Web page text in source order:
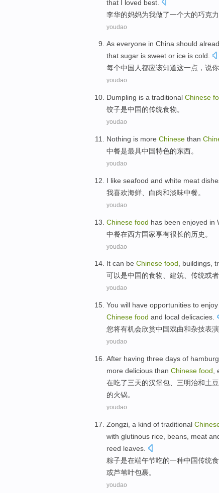
that I loved best.
李华的妈妈为我做了一个大的巧克
youdao
As everyone in China should
that sugar is sweet or ice is cold.
每个中国人都应该知道这一点，说
youdao
Dumpling is a traditional Chinese
饺子是中国的传统食物。
youdao
Nothing is more Chinese than
中餐是最具中国特色的东西。
youdao
I like seafood and white meat
我喜欢海鲜 白肉和淡味中餐。
youdao
Chinese food has been enjoyed in
中餐在西方国家享有很长的历史。
youdao
It can be Chinese food, buildings,
可以是中国的食物、 建筑、 传统或者
youdao
You will have opportunities to enjoy
Chinese food and local delicacies
您将有机会欣赏中国戏曲和杂技表演
youdao
After having three days of
more delicious than Chinese food
在吃了三天的汉堡包 三明治和土
的火锅。
youdao
Zongzi a kind of traditional
with glutinous rice, beans meat
reed leaves
粽子是在端午节吃的一种中国传统
或芦苇叶包裹。
youdao